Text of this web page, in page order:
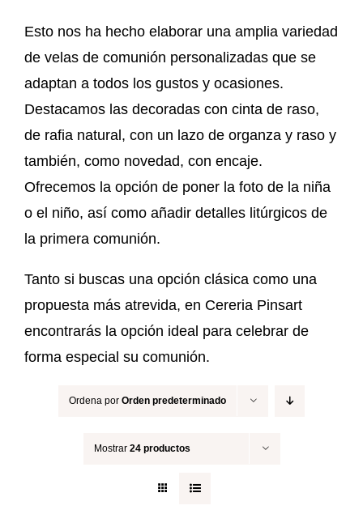
Esto nos ha hecho elaborar una amplia variedad
de velas de comunión personalizadas que se
adaptan a todos los gustos y ocasiones.
Destacamos las decoradas con cinta de raso,
de rafia natural, con un lazo de organza y raso y
también, como novedad, con encaje.
Ofrecemos la opción de poner la foto de la niña
o el niño, así como añadir detalles litúrgicos de
la primera comunión.
Tanto si buscas una opción clásica como una
propuesta más atrevida, en Cereria Pinsart
encontrarás la opción ideal para celebrar de
forma especial su comunión.
Ordena por Orden predeterminado
Mostrar 24 productos